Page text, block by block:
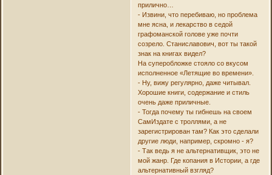
прилично…
- Извини, что перебиваю, но проблема
мне ясна, и лекарство в седой
графоманской голове уже почти
созрело. Станиславович, вот ты такой
знак на книгах видел?
На суперобложке стояло со вкусом
исполненное «Летящие во времени».
- Ну, вижу регулярно, даже читывал.
Хорошие книги, содержание и стиль
очень даже приличные.
- Тогда почему ты гибнешь на своем
СамИздате с троллями, а не
зарегистрирован там? Как это сделали
другие люди, например, скромно - я?
- Так ведь я не альтернативщик, это не
мой жанр. Где копания в Истории, а где
альтернативный взгляд?